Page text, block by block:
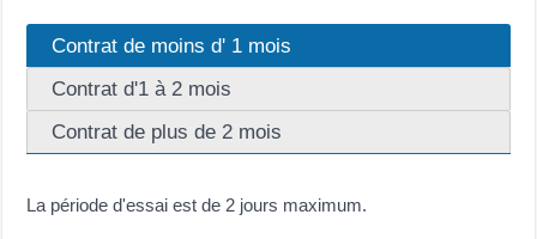
Contrat de moins d' 1 mois
Contrat d'1 à 2 mois
Contrat de plus de 2 mois
La période d'essai est de 2 jours maximum.